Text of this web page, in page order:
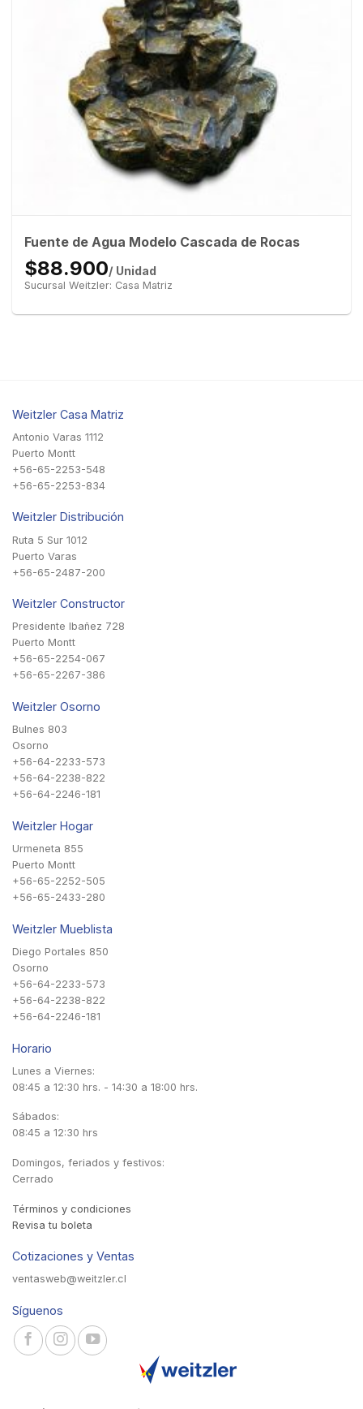
Fuente de Agua Modelo Cascada de Rocas
$88.900/ Unidad
Sucursal Weitzler: Casa Matriz
Weitzler Casa Matriz
Antonio Varas 1112
Puerto Montt
+56-65-2253-548
+56-65-2253-834
Weitzler Distribución
Ruta 5 Sur 1012
Puerto Varas
+56-65-2487-200
Weitzler Constructor
Presidente Ibañez 728
Puerto Montt
+56-65-2254-067
+56-65-2267-386
Weitzler Osorno
Bulnes 803
Osorno
+56-64-2233-573
+56-64-2238-822
+56-64-2246-181
Weitzler Hogar
Urmeneta 855
Puerto Montt
+56-65-2252-505
+56-65-2433-280
Weitzler Mueblista
Diego Portales 850
Osorno
+56-64-2233-573
+56-64-2238-822
+56-64-2246-181
Horario
Lunes a Viernes:
08:45 a 12:30 hrs. - 14:30 a 18:00 hrs.
Sábados:
08:45 a 12:30 hrs
Domingos, feriados y festivos:
Cerrado
Términos y condiciones
Revisa tu boleta
Cotizaciones y Ventas
ventasweb@weitzler.cl
Síguenos